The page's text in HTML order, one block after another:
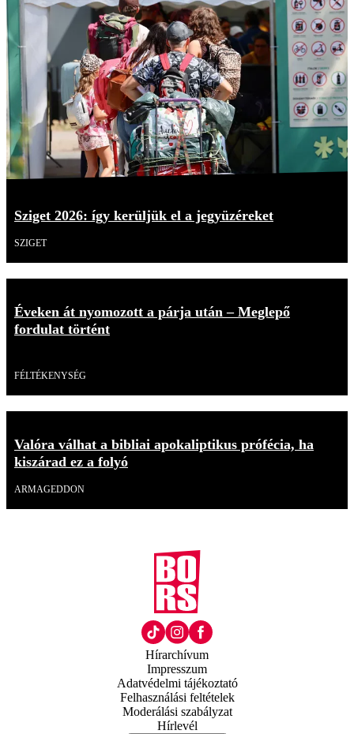
Sziget 2026: így kerüljük el a jegyüzéreket
SZIGET
Éveken át nyomozott a párja után – Meglepő
fordulat történt
FÉLTÉKENYSÉG
Valóra válhat a bibliai apokaliptikus prófécia, ha
kiszárad ez a folyó
ARMAGEDDON
Hírarchívum
Impresszum
Adatvédelmi tájékoztató
Felhasználási feltételek
Moderálási szabályzat
Hírlevél